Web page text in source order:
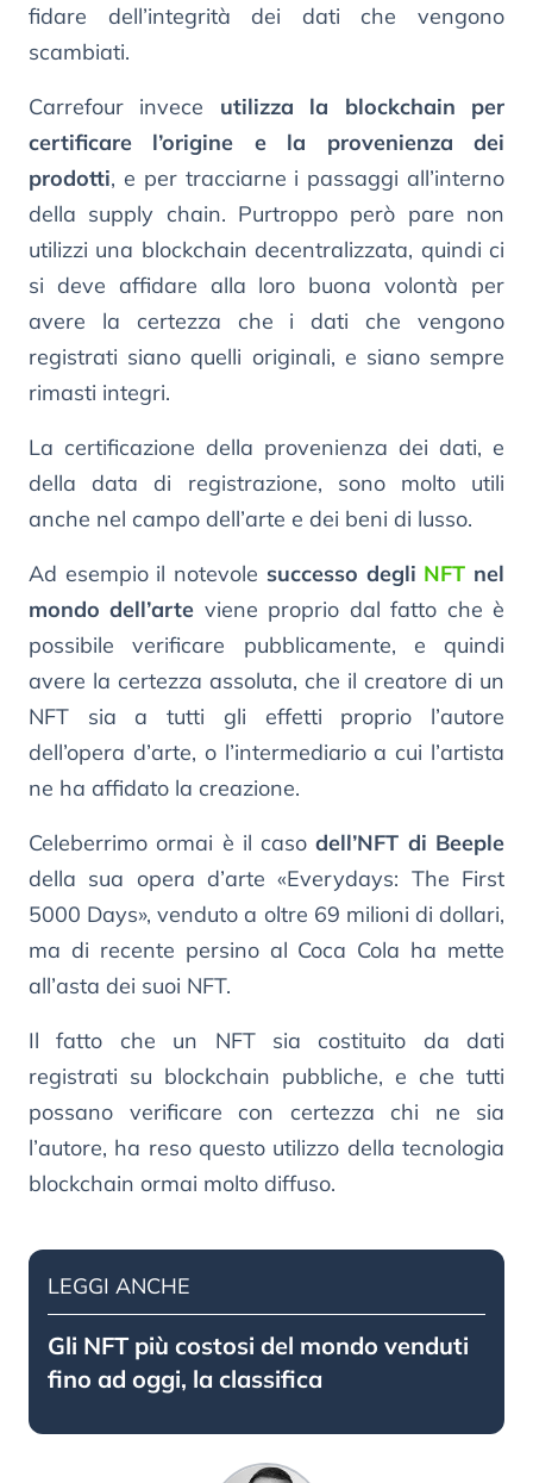
fidare dell’integrità dei dati che vengono
scambiati.
Carrefour invece utilizza la blockchain per
certificare l’origine e la provenienza dei
prodotti, e per tracciarne i passaggi all’interno
della supply chain. Purtroppo però pare non
utilizzi una blockchain decentralizzata, quindi ci
si deve affidare alla loro buona volontà per
avere la certezza che i dati che vengono
registrati siano quelli originali, e siano sempre
rimasti integri.
La certificazione della provenienza dei dati, e
della data di registrazione, sono molto utili
anche nel campo dell’arte e dei beni di lusso.
Ad esempio il notevole successo degli NFT nel
mondo dell’arte viene proprio dal fatto che è
possibile verificare pubblicamente, e quindi
avere la certezza assoluta, che il creatore di un
NFT sia a tutti gli effetti proprio l’autore
dell’opera d’arte, o l’intermediario a cui l’artista
ne ha affidato la creazione.
Celeberrimo ormai è il casodell’NFT di Beeple
della sua opera d’arte «Everydays: The First
5000 Days», venduto a oltre 69 milioni di dollari,
ma di recente persino al Coca Cola ha mette
all’asta dei suoi NFT.
Il fatto che un NFT sia costituito da dati
registrati su blockchain pubbliche, e che tutti
possano verificare con certezza chi ne sia
l’autore, ha reso questo utilizzo della tecnologia
blockchain ormai molto diffuso.
LEGGI ANCHE
Gli NFT più costosi del mondo venduti
fino ad oggi, la classifica